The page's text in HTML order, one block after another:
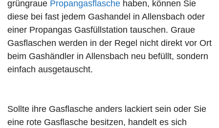
grüngraue Propangasflasche haben, können Sie
diese bei fast jedem Gashandel in Allensbach oder
einer Propangas Gasfüllstation tauschen. Graue
Gasflaschen werden in der Regel nicht direkt vor Ort
beim Gashändler in Allensbach neu befüllt, sondern
einfach ausgetauscht.
Sollte ihre Gasflasche anders lackiert sein oder Sie
eine rote Gasflasche besitzen, handelt es sich